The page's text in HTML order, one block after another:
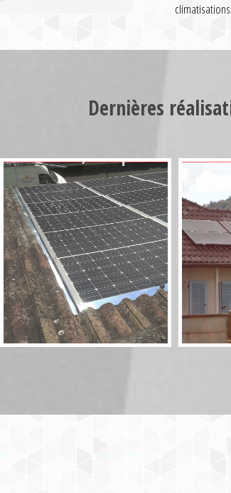
Dernières
Rivsol 5,8 couplé